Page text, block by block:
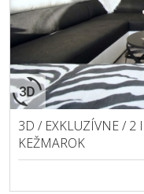
3D / EXKLUZÍVNE / 2
KEŽMAROK